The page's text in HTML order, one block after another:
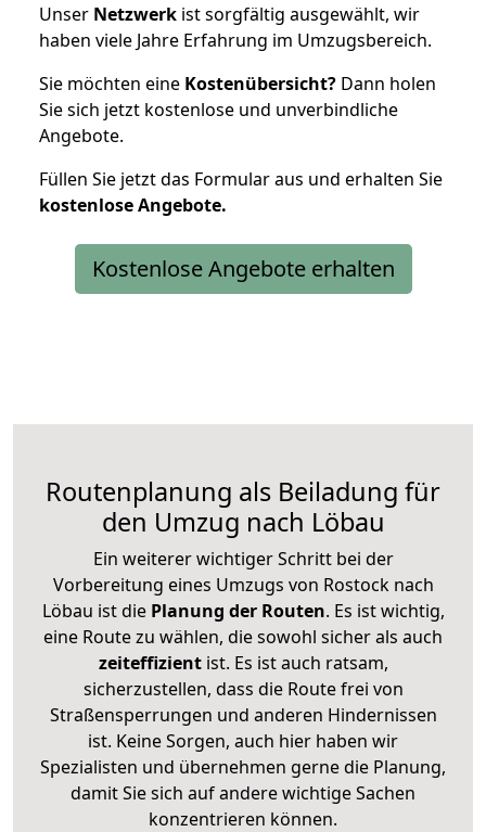
Unser Netzwerk ist sorgfältig ausgewählt, wir
haben viele Jahre Erfahrung im Umzugsbereich.
Sie möchten eine Kostenübersicht? Dann holen
Sie sich jetzt kostenlose und unverbindliche
Angebote.
Füllen Sie jetzt das Formular aus und erhalten Sie
kostenloseAngebote.
Kostenlose Angebote erhalten
Routenplanung als Beiladung für
den Umzug nach Löbau
Ein weiterer wichtiger Schritt bei der
Vorbereitung eines Umzugs von Rostock nach
Löbau ist diePlanung der Routen. Es ist wichtig,
eine Route zu wählen, die sowohl sicher als auch
zeiteffizientist. Es ist auch ratsam,
sicherzustellen, dass die Route frei von
Straßensperrungen und anderen Hindernissen
ist. Keine Sorgen, auch hier haben wir
Spezialisten und übernehmen gerne die Planung,
damit Sie sich auf andere wichtige Sachen
konzentrieren können.